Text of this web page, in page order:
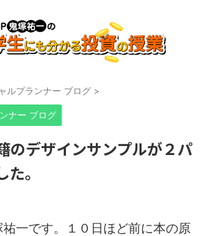
ルプランナー ブログ >
ナー ブログ
のデザインサンプルが２パ
。
一です。１０日ほど前に本の原